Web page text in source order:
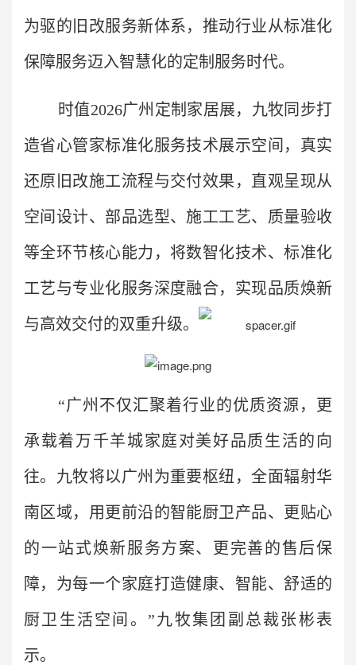
为驱的旧改服务新体系，推动行业从标准化
保障服务迈入智慧化的定制服务时代。
时值2026广州定制家居展，九牧同步打
造省心管家标准化服务技术展示空间，真实
还原旧改施工流程与交付效果，直观呈现从
空间设计、部品选型、施工工艺、质量验收
等全环节核心能力，将数智化技术、标准化
工艺与专业化服务深度融合，实现品质焕新
与高效交付的双重升级。
“广州不仅汇聚着行业的优质资源，更
承载着万千羊城家庭对美好品质生活的向
往。九牧将以广州为重要枢纽，全面辐射华
南区域，用更前沿的智能厨卫产品、更贴心
的一站式焕新服务方案、更完善的售后保
障，为每一个家庭打造健康、智能、舒适的
厨卫生活空间。”九牧集团副总裁张彬表
示。